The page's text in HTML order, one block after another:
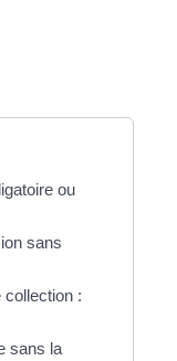
ou
sans
collection :
sans la